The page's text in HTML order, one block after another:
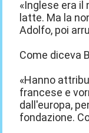
«Inglese era il
latte. Ma la
Adolfo, poi
Come diceva
«Hanno
francese e
dall'europa,
fondazione.